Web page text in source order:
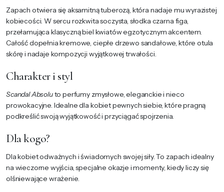
Zapach otwiera się aksamitną tuberozą, która nadaje mu wyrazistej
kobiecości. W sercu rozkwita soczysta, słodka czarna figa,
przełamująca klasyczną biel kwiatów egzotycznym akcentem.
Całość dopełnia kremowe, ciepłe drzewo sandałowe, które otula
skórę i nadaje kompozycji wyjątkowej trwałości.
Charakter i styl
Scandal Absoluto perfumy zmysłowe, eleganckie i nieco
prowokacyjne. Idealne dla kobiet pewnych siebie, które pragną
podkreślić swoją wyjątkowość i przyciągać spojrzenia.
Dla kogo?
Dla kobiet odważnych i świadomych swojej siły. To zapach idealny
na wieczorne wyjścia, specjalne okazje i momenty, kiedy liczy się
olśniewające wrażenie.